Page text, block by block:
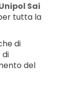
Sai
tutta la
di
di
del